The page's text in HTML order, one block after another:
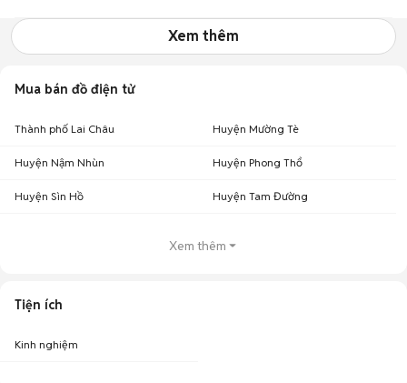
Xem thêm
Mua bán đồ điện tử
Thành phố Lai Châu Huyện Mường Tè
Huyện Nậm Nhùn Huyện Phong Thổ
Huyện Sìn Hồ Huyện Tam Đường
Xem thêm
Tiện ích
Kinh nghiệm